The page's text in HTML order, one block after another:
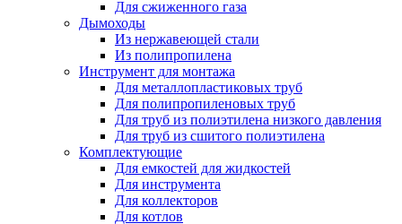
Для сжиженного газа
Дымоходы
Из нержавеющей стали
Из полипропилена
Инструмент для монтажа
Для металлопластиковых труб
Для полипропиленовых труб
Для труб из полиэтилена низкого давления
Для труб из сшитого полиэтилена
Комплектующие
Для емкостей для жидкостей
Для инструмента
Для коллекторов
Для котлов